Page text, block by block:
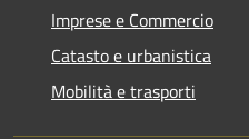
Imprese e Commercio
Catasto e urbanistica
Mobilità e trasporti